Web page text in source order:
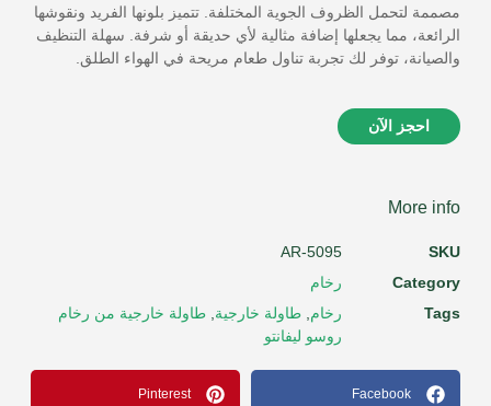
مصممة لتحمل الظروف الجوية المختلفة. تتميز بلونها الفريد ونقوشها
الرائعة، مما يجعلها إضافة مثالية لأي حديقة أو شرفة. سهلة التنظيف
والصيانة، توفر لك تجربة تناول طعام مريحة في الهواء الطلق.
احجز الآن
More info
SKU
AR-5095
Category
رخام
Tags
رخام طاولة خارجية طاولة خارجية من رخام
روسو ليفانتو
Facebook
Pinterest